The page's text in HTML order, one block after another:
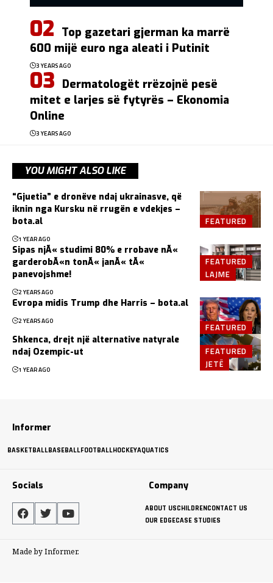
Top gazetari gjerman ka marrë
600 mijë euro nga aleati i Putinit
3 YEARS AGO
Dermatologët rrëzojnë pesë
mitet e larjes së fytyrës – Ekonomia
Online
3 YEARS AGO
YOU MIGHT ALSO LIKE
FEATURED
“Gjuetia” e dronëve ndaj ukrainasve, që
iknin nga Kursku në rrugën e vdekjes –
bota.al
1 YEAR AGO
FEATURED
LAJME
Sipas njÃ« studimi 80% e rrobave nÃ«
garderobÃ«n tonÃ« janÃ« tÃ«
panevojshme!
2 YEARS AGO
FEATURED
Evropa midis Trump dhe Harris – bota.al
2 YEARS AGO
FEATURED
JETË
Shkenca, drejt një alternative natyrale
ndaj Ozempic-ut
1 YEAR AGO
Informer
BASKETBALLBASEBALLFOOTBALLHOCKEYAQUATICS
Socials Company
ABOUT USCHILDRENCONTACT US
OUR EDGECASE STUDIES
Made by Informer.